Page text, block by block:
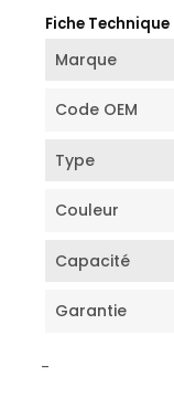
Fiche Technique
Marque
Code OEM
Type
Couleur
Capacité
Garantie
-